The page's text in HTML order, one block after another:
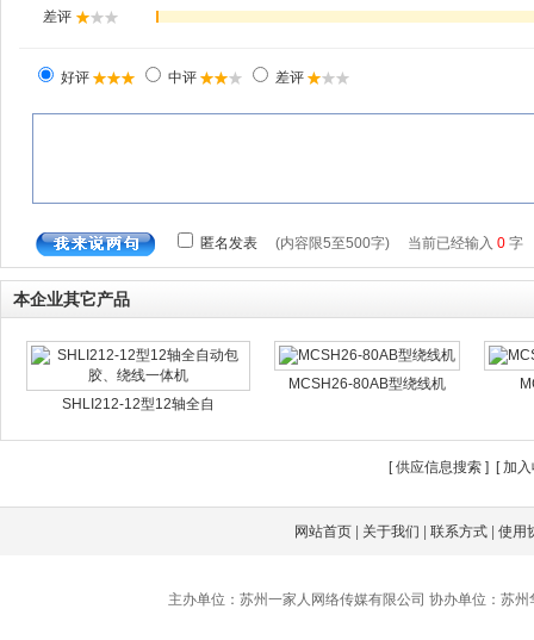
本企业其它产品
SHLI212-12型12轴全自
MCSH26-80AB型绕线机
[供应信息搜索 ] [加
网站首页 关于我们 |联系方式 |使用
主办单位：苏州一家人网络传媒有限公司 协办单位：苏